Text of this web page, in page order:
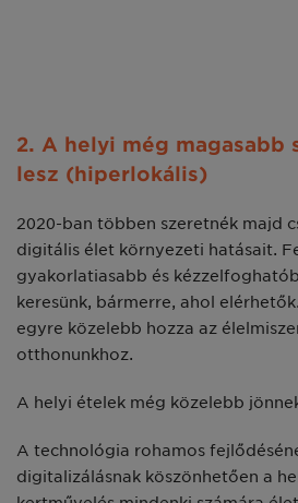
2. A helyi még magasabb
lesz (hiperlokális)
2020-ban többen szeretnék majd
digitális élet környezeti hatásait.
gyakorlatiasabb és
keresünk, bármerre, ahol
egyre közelebb hozza az
otthonunkhoz.
A helyi ételek még közelebb
A technológia rohamos
digitalizálásnak köszönhetően a